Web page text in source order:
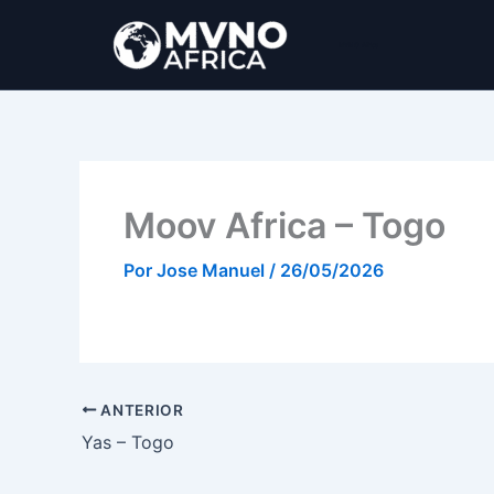
Moov Africa – Togo
Por Jose Manuel / 26/05/2026
ANTERIOR
Yas – Togo